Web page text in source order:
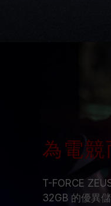
為電競
T-FORCE
32GB 的優異